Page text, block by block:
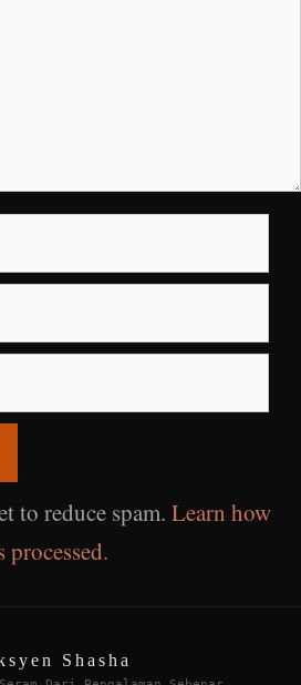
to reduce spam. Learn how
Shasha